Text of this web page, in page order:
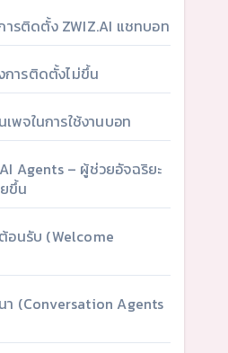
รติดตั้ง ZWIZ.AI แชทบอท
การติดตั้งไม่ขึ้น
พจในการใช้งานบอท
Agents – ผู้ช่วยอัจฉริยะ
ขึ้น
อนรับ (Welcome
า (Conversation Agents